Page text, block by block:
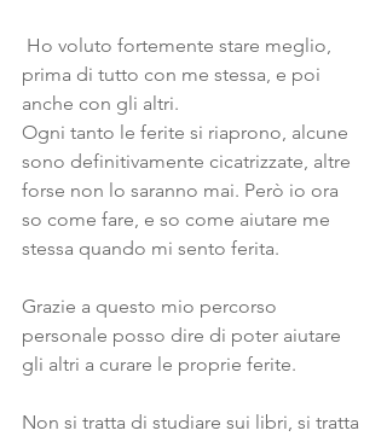
prima di tutto con me stessa, e poi
anche con gli altri.
Ogni tanto le ferite si riaprono, alcune
sono definitivamente cicatrizzate, altre
forse non lo saranno mai. Però io ora
so come fare, e so come aiutare me
stessa quando mi sento ferita.
Grazie a questo mio percorso
personale posso dire di poter aiutare
gli altri a curare le proprie ferite.
Non si tratta di studiare sui libri, si tratta